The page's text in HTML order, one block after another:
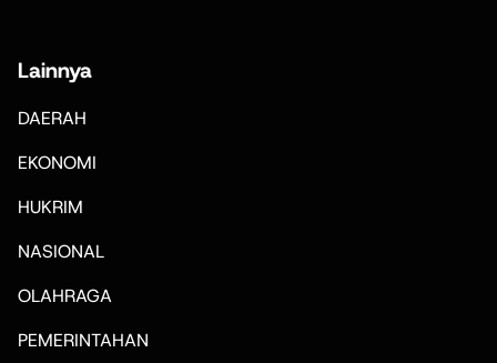
Lainnya
DAERAH
EKONOMI
HUKRIM
NASIONAL
OLAHRAGA
PEMERINTAHAN